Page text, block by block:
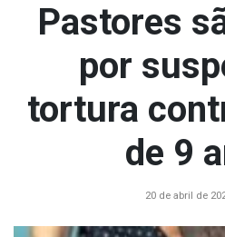
Pastores
por
tortura
de 9
20 de abril de